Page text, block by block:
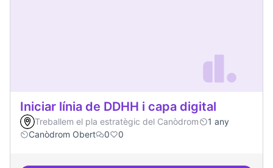
Iniciar línia de DDHH i capa digital
Treballem el pla estratègic del Canòdrom
1 any
Canòdrom Obert
0 0